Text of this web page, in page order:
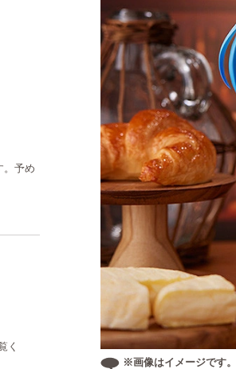
※画像はイメージです。
。予め
く